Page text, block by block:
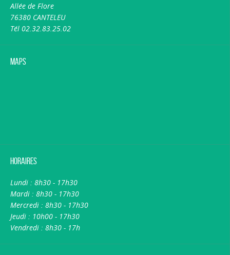
Allée de Flore
76380 CANTELEU
Tél 02.32.83.25.02
Maps
Horaires
Lundi : 8h30 - 17h30
Mardi : 8h30 - 17h30
Mercredi : 8h30 - 17h30
Jeudi : 10h00 - 17h30
Vendredi : 8h30 - 17h